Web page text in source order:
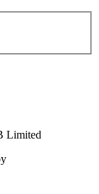
Limited